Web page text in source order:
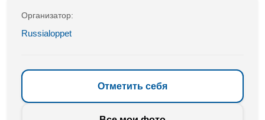
Организатор:
Russialoppet
Отметить себя